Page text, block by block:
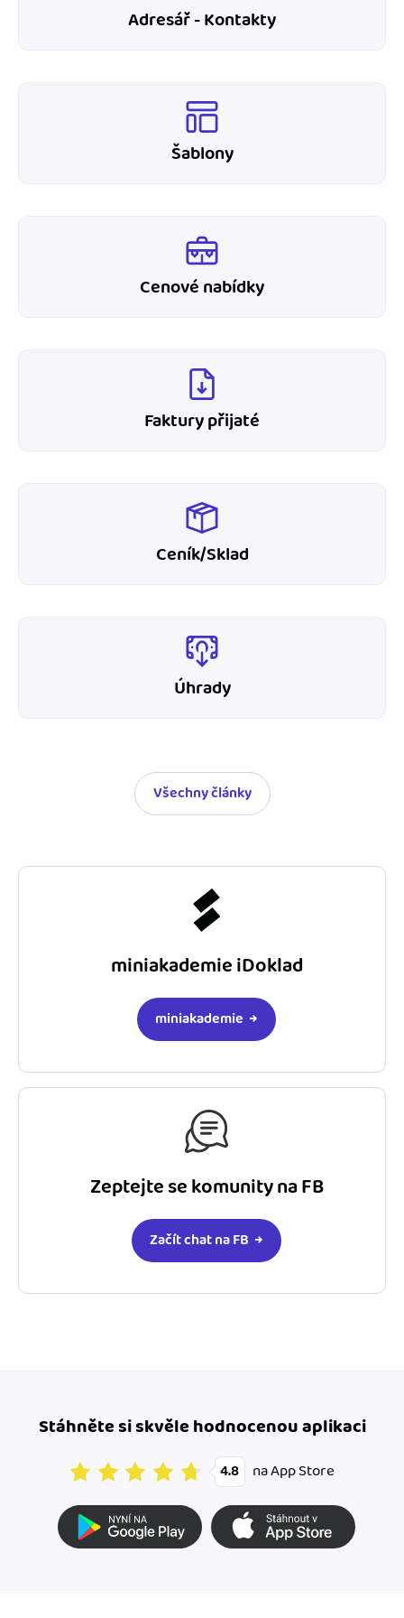
Adresář - Kontakty
Šablony
Cenové nabídky
Faktury přijaté
Ceník/Sklad
Úhrady
Všechny články
miniakademie iDoklad
miniakademie
Zeptejte se komunity na FB
Začít chat na FB
Stáhněte si skvěle hodnocenou aplikaci
4.8 na App Store